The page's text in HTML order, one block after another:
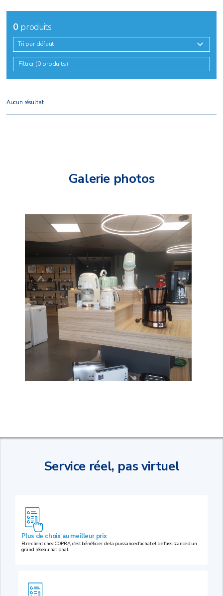
0produits
Tri par défaut
Filtrer (0 produits)
Aucun résultat.
Galerie photos
Service réel, pas virtuel
Plus de choix au meilleur prix
Etre client chez COPRA, c’est bénéficier de la puissance d’achat et de l’assistance d’un
grand réseau national.